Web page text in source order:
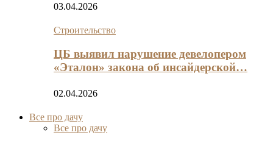
03.04.2026
Строительство
ЦБ выявил нарушение девелопером
«Эталон» закона об инсайдерской…
02.04.2026
Все про дачу
Все про дачу